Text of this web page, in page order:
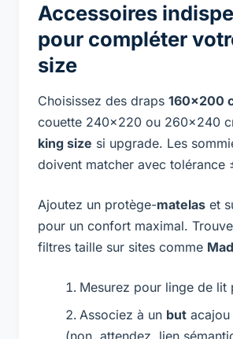
Accessoires
pour compléter
size
Choisissez des draps 160×200
couette 240×220 ou 260×240
king size si upgrade. Les
doivent matcher avec tolérance
Ajoutez un protège-matelas et
pour un confort maximal.
filtres taille sur sites comme
Mesurez pour linge de lit
Associez à un but